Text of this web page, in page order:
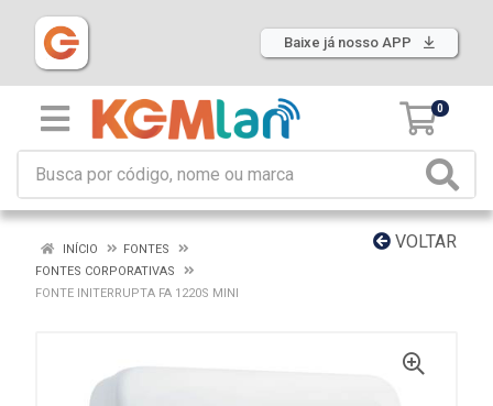
Baixe já nosso APP
0
VOLTAR
INÍCIO
FONTES
FONTES CORPORATIVAS
FONTE INITERRUPTA FA 1220S MINI